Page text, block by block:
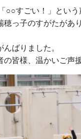
○○すごい！」という
っ子のすがたがあ
ばりました。
皆様、温かいご声